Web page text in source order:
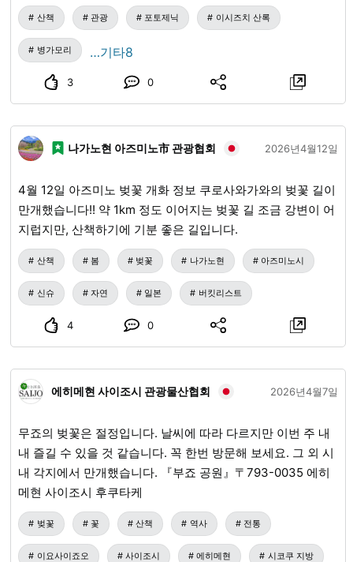
일시: 5월 7일(목) 봄철 만원 감사 8월 19일(수), 20일(목) 여름
철 10월 7일(수), 8일(목), 21일(수) 가을철 투어 비용: 8,900엔
행사 당일 현금만 지불 가능합니다. (포함: 버스 운행 비용, 가
(※8:35 집합 및 접수 이요사이죠오역 옆 사이조시 관광 교류
명) 신청 마감: 각 행사일 14일 전까지 【※남은 수량이 몇 개
있습니다】 『숲의 향기에 감싸이는 크로모지 체험』 이미지
와 실크 스카프 염색 체험을 즐깁니다. ・가지와 잎 1kg에서
겨우 1.5ml의 추출량인 고급 일본 에센셜 오일, 증류수, 실크
스카프는 기념품으로 드립니다. ・숲의 고귀한 향기에 감싸여
산자락에서 휴식을 취합니다. 일시: 5월 18일(월), 6월 15일
(월) 투어 비용: 6,000엔 행사 당일 현금만 지불 가능합니다.
(포함: 강사료, 점심) 10시 00분~13시 30분 (※9:50 집합 및 접
수 이시즈치 자연과 생활 연구실(구 오보키 진료소)) 모집 정
원: 각 회 선착순 8명(최소 진행 인원 4명) 신청 마감: 각 행사
일 10일 전까지 각종 신청처 및 문의 (사) 사이조시 관광 물산
협회 에히메현 지사 등록 여행업 제3-201 전화번호: 0897-
56-2605 팩스: 0897-47-3733 #투어 #자연 #이시즈치 #식
물 #산책 #아고산 #산자락 #절경 #가이드 #에센셜 오일 #증
류수 #에센셜 오일 #플로랄 워터 #크로모지
산책 관광 포토제닉 이시즈치 산록
병가모리 …기타8
3 0
나가노현 아즈미노市 관광협회 2026년4월12일
4월 12일 아즈미노 벚꽃 개화 정보 쿠로사와가와의 벚꽃 길이
만개했습니다!! 약 1km 정도 이어지는 벚꽃 길 조금 강변이 어
지럽지만, 산책하기에 기분 좋은 길입니다.
산책 봄 벚꽃 나가노현 아즈미노시
신슈 자연 일본 버킷리스트
4 0
에히메현 사이조시 관광물산협회 2026년4월7일
무죠의 벚꽃은 절정입니다. 날씨에 따라 다르지만 이번 주 내
내 즐길 수 있을 것 같습니다. 꼭 한번 방문해 보세요. 그 외 시
내 각지에서 만개했습니다. 『부죠 공원』〒793-0035 에히
메현 사이조시 후쿠타케
벚꽃 꽃 산책 역사 전통
이요사이죠오 사이조시 에히메현 시코쿠 지방